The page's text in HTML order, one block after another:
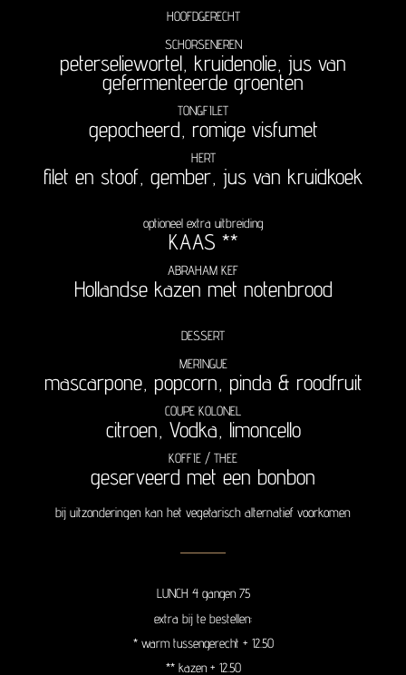
HOOFDGERECHT
SCHORSENEREN
peterseliewortel, kruidenolie, jus van
gefermenteerde groenten
TONGFILET
gepocheerd, romige visfumet
HERT
filet en stoof, gember, jus van kruidkoek
optioneel extra uitbreiding
KAAS **
ABRAHAM KEF
Hollandse kazen met notenbrood
DESSERT
MERINGUE
mascarpone, popcorn, pinda & roodfruit
COUPE KOLONEL
citroen, Vodka, limoncello
KOFFIE / THEE
geserveerd met een bonbon
bij uitzonderingen kan het vegetarisch alternatief voorkomen
LUNCH 4 gangen 75
extra bij te bestellen:
* warm tussengerecht + 12.50
** kazen + 12.50